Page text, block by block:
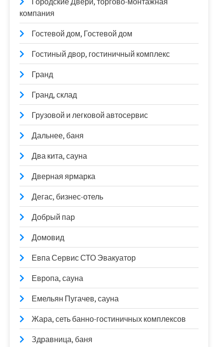
компания
Гостевой дом, Гостевой дом
Гостиный двор, гостиничный комплекс
Гранд
Гранд, склад
Грузовой и легковой автосервис
Дальнее, баня
Два кита, сауна
Дверная ярмарка
Дегас, бизнес-отель
Добрый пар
Домовид
Евпа Сервис СТО Эвакуатор
Европа, сауна
Емельян Пугачев, сауна
Жара, сеть банно-гостиничных комплексов
Здравница, баня